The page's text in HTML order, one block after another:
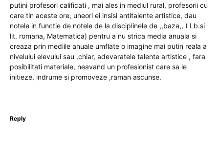
putini profesori calificati , mai ales in mediul rural, profesorii cu
care tin aceste ore, uneori ei insisi antitalente artistice, dau
notele in functie de notele de la disciplinele de ,,baza,, ( Lb.si
lit. romana, Matematica) pentru a nu strica media anuala si
creaza prin mediile anuale umflate o imagine mai putin reala a
nivelului elevului sau ,chiar, adevaratele talente artistice , fara
posibilitati materiale, neavand un profesionist care sa le
initieze, indrume si promoveze ,raman ascunse.
Reply